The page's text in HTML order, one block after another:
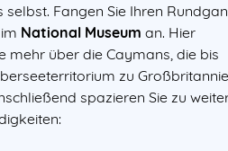
Fangen Sie Ihren
National Museum an. Hier
mehr über die Caymans, die bis
zu
spazieren Sie zu